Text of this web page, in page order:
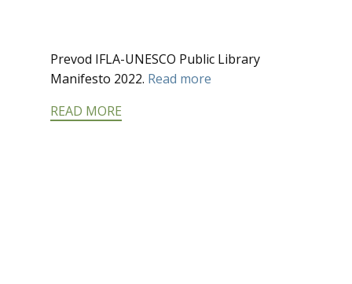
Prevod IFLA-UNESCO Public Library
Manifesto 2022. Read more
READ MORE